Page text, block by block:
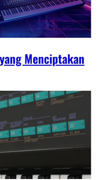
Menciptakan